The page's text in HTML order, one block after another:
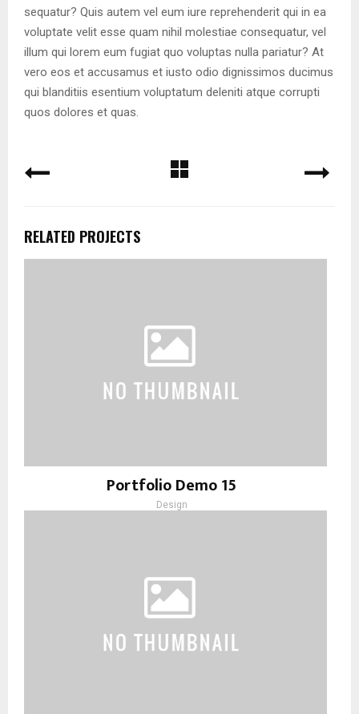
sequatur? Quis autem vel eum iure reprehenderit qui in ea
voluptate velit esse quam nihil molestiae consequatur, vel
illum qui lorem eum fugiat quo voluptas nulla pariatur? At
vero eos et accusamus et iusto odio dignissimos ducimus
qui blanditiis esentium voluptatum deleniti atque corrupti
quos dolores et quas.
RELATED PROJECTS
Portfolio Demo 15
Design